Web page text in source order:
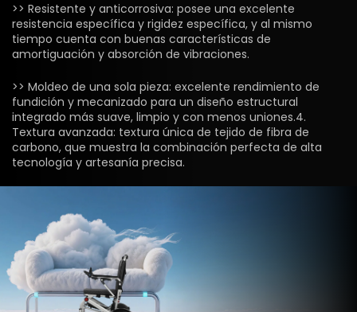
>> Resistente y anticorrosiva: posee una excelente
resistencia específica y rigidez específica, y al mismo
tiempo cuenta con buenas características de
amortiguación y absorción de vibraciones.
>> Moldeo de una sola pieza: excelente rendimiento de
fundición y mecanizado para un diseño estructural
integrado más suave, limpio y con menos uniones.4.
Textura avanzada: textura única de tejido de fibra de
carbono, que muestra la combinación perfecta de alta
tecnología y artesanía precisa.